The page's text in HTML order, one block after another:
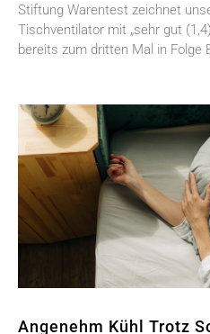
Stiftung Warentest zeichnet
Tischventilator mit „sehr gut
bereits zum dritten Mal in Folge
Angenehm Kühl Trotz